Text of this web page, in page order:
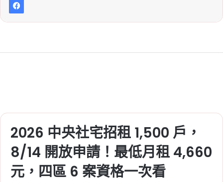
2026 中央社宅招租 1,500 戶，
8/14 開放申請！最低月租 4,660
元，四區 6 案資格一次看